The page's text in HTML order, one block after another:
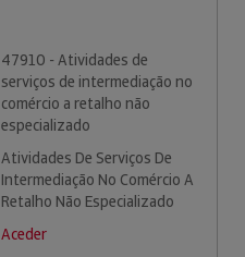
47910 - Atividades de
serviços de intermediação no
comércio a retalho não
especializado
Atividades De Serviços De
Intermediação No Comércio A
Retalho Não Especializado
Aceder